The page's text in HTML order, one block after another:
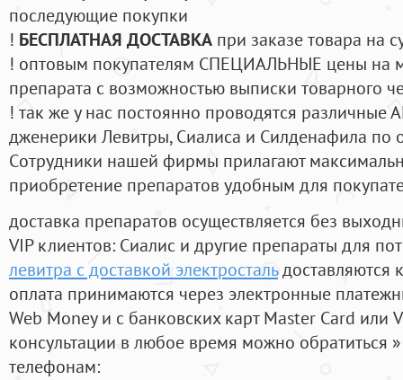
последующие покупки
! БЕСПЛАТНАЯ ДОСТАВКА при заказе товара на
! оптовым покупателям СПЕЦИАЛЬНЫЕ цены на
препарата с возможностью выписки товарного
! так же у нас постоянно проводятся
дженерики Левитры, Сиалиса и Силденафила по
Cотрудники нашей фирмы прилагают
приобретение препаратов удобным для
доставка препаратов осуществляется без
VIP клиентов: Сиалис и другие препараты для
левитра с доставкой электростальдоставляются
оплата принимаются через электронные
Web Money и с банковских карт Master Card или
консультации в любое время можно обратиться
телефонам: